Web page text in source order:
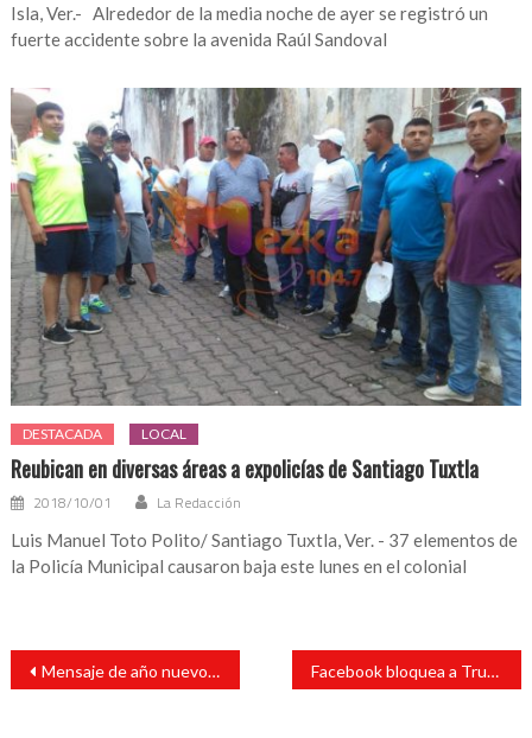
Isla, Ver.- Alrededor de la media noche de ayer se registró un
fuerte accidente sobre la avenida Raúl Sandoval
DESTACADA LOCAL
Reubican en diversas áreas a expolicías de Santiago Tuxtla
2018/10/01 La Redacción
Luis Manuel Toto Polito/ Santiago Tuxtla, Ver. - 37 elementos de
la Policía Municipal causaron baja este lunes en el colonial
Navegación
entradas
Mensaje de año nuevo de regidor de Santiago Tuxtla Facebook bloquea a Trump por tiempo indefinido